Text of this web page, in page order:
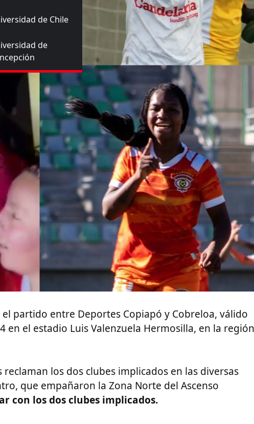
de Chile
de
partido entre Deportes Copiapó y Cobreloa, válido
en el estadio Luis Valenzuela Hermosilla, en la región
los dos clubes implicados en las diversas
que empañaron la Zona Norte del Ascenso
con los dos clubes implicados.